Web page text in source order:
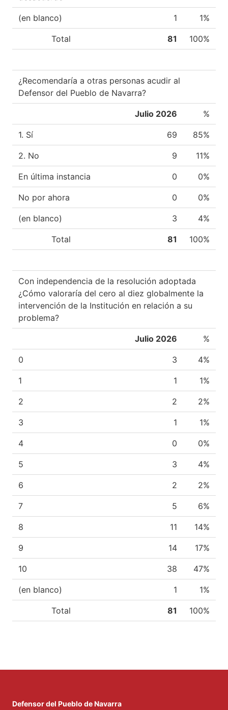
(en blanco) 1 1%
Total 81 100%
¿Recomendaría a otras personas acudir al
Defensor del Pueblo de Navarra?
Julio 2026 %
1. Sí 69 85%
2. No 9 11%
En última instancia 0 0%
No por ahora 0 0%
(en blanco) 3 4%
Total 81 100%
Con independencia de la resolución adoptada
¿Cómo valoraría del cero al diez globalmente la
intervención de la Institución en relación a su
problema?
Julio 2026 %
0 3 4%
1 1 1%
2 2 2%
3 1 1%
4 0 0%
5 3 4%
6 2 2%
7 5 6%
8 11 14%
9 14 17%
10 38 47%
(en blanco) 1 1%
Total 81 100%
Defensor del Pueblo de Navarra